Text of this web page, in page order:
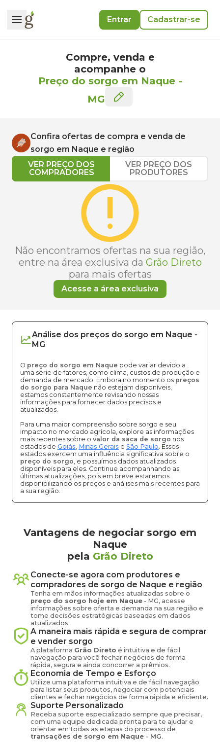
Entrar Cadastrar-se
Compre, venda e
acompanhe o
Preço do sorgo em Naque -
MG
Confira ofertas de compra e venda de
sorgo em Naque e região
VER PREÇO DOS
COMPRADORES
VER PREÇO DOS
PRODUTORES
Não encontramos ofertas na sua região,
entre na área exclusiva da Grão Direto
para mais ofertas
Acesse a área exclusiva
Análise dos preços do sorgo em Naque -
MG
O preço do sorgo em Naque pode variar devido a
uma série de fatores, como clima, custos de produção e
demanda de mercado. Embora no momento os preços
do sorgo para Naque não estejam disponíveis,
estamos constantemente revisando nossas
informações para fornecer dados precisos e
atualizados.
Para uma maior compreensão sobre sorgo e seu
impacto no mercado agrícola, explore as informações
mais recentes sobre o valor da saca de sorgo nos
estados de Goiás, Minas Gerais e São Paulo. Esses
estados exercem uma influência significativa sobre o
preço do sorgo, e possuímos dados atualizados
disponíveis para eles. Continue acompanhando as
últimas atualizações, pois em breve estaremos
disponibilizando os preços e análises mais recentes para
a sua região.
Vantagens de negociar sorgo em
Naque
pela Grão Direto
Conecte-se agora com produtores e
compradores de sorgo de Naque e região
Tenha em mãos informações atualizadas sobre o
preço do sorgo hoje em Naque - MG, acesse
informações sobre oferta e demanda na sua região e
tome decisões estratégicas baseadas em dados
atualizados.
A maneira mais rápida e segura de comprar
e vender sorgo
A plataforma Grão Direto é intuitiva e de fácil
navegação para você fechar negócios de forma
rápida, segura e ainda concorrer a prêmios.
Economia de Tempo e Esforço
Utilize uma plataforma intuitiva e de fácil navegação
para listar seus produtos, negociar com potenciais
clientes e fechar negócios de forma rápida e eficiente.
Suporte Personalizado
Receba suporte especializado sempre que precisar,
com uma equipe dedicada pronta para te ajudar e
orientar em todas as etapas do processo de
transações de sorgo em Naque - MG.